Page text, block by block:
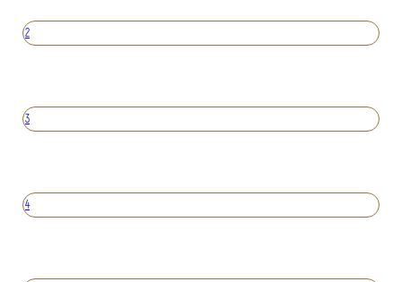
2
3
4